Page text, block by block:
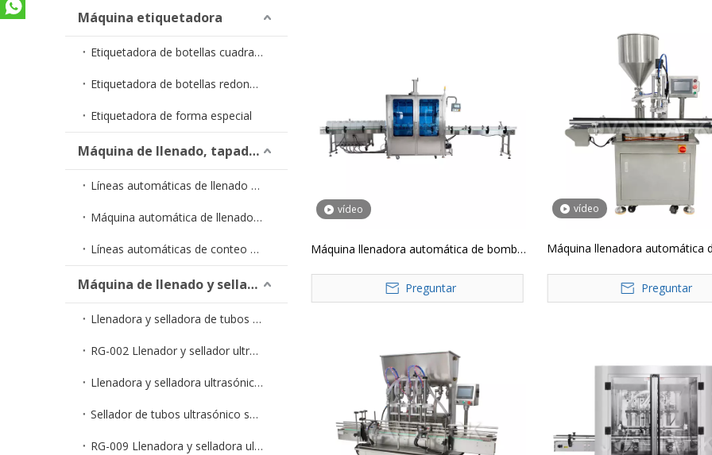
Máquina etiquetadora
Etiquetadora de botellas cuadradas
Etiquetadora de botellas redondas
Etiquetadora de forma especial
Máquina de llenado, tapado y etiquetado
Líneas automáticas de llenado de líquidos
Máquina automática de llenado y tapado YTSP
Líneas automáticas de conteo de cápsulas
Máquina de llenado y sellado de tubos
Llenadora y selladora de tubos en tiras monodosis RG-005
RG-002 Llenador y sellador ultrasónico económico para tubos
Llenadora y selladora ultrasónica semiautomática de tubos RG-006
Sellador de tubos ultrasónico semiautomático RG-007
RG-009 Llenadora y selladora ultrasónica de tubos totalmente automática
vídeo
Máquina llenadora automática de bomba
Preguntar
vídeo
Máquina llenadora automática
Preguntar